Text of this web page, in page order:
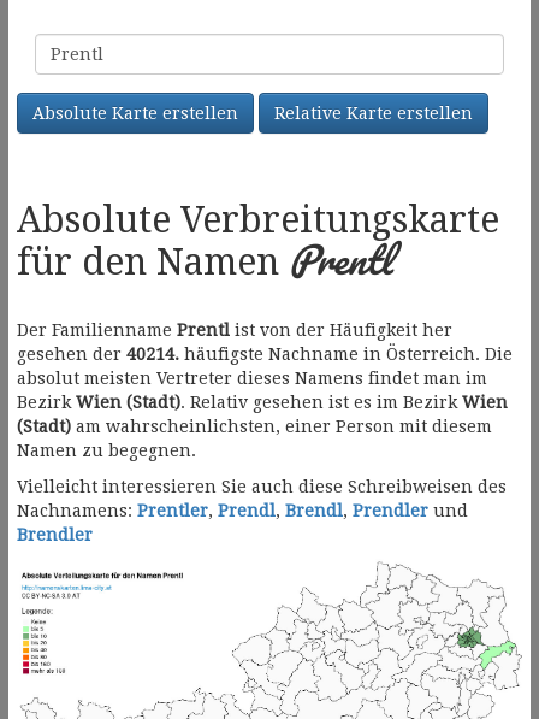
Familienname
Absolute Karte erstellen Relative Karte erstellen
Absolute Verbreitungskarte
für den Namen Prentl
Der Familienname Prentl ist von der Häufigkeit her
gesehen der 40214. häufigste Nachname in Österreich. Die
absolut meisten Vertreter dieses Namens findet man im
Bezirk Wien (Stadt). Relativ gesehen ist es im Bezirk Wien
(Stadt) am wahrscheinlichsten, einer Person mit diesem
Namen zu begegnen.
Vielleicht interessieren Sie auch diese Schreibweisen des
Nachnamens: Prentler, Prendl, Brendl, Prendler und
Brendler